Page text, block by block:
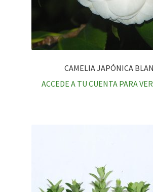
CAMELIA JAPÓNICA
ACCEDE A TU CUENTA PARA